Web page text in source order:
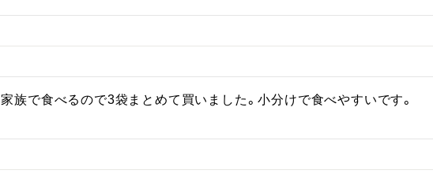
家族で食べるので3袋まとめて買いました。小分けで食べやすいです。